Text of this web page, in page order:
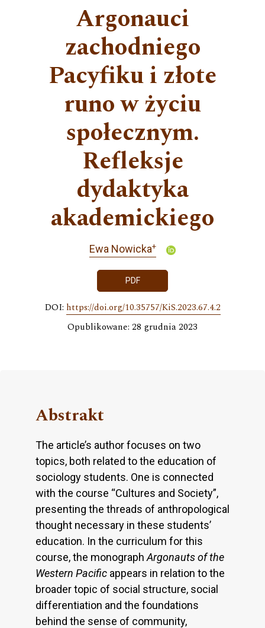
Argonauci
zachodniego
Pacyfiku i złote
runo w życiu
społecznym.
Refleksje
dydaktyka
akademickiego
Ewa Nowicka+
PDF
DOI: https://doi.org/10.35757/KiS.2023.67.4.2
Opublikowane: 28 grudnia 2023
Abstrakt
The article’s author focuses on two
topics, both related to the education of
sociology students. One is connected
with the course “Cultures and Society”,
presenting the threads of anthropological
thought necessary in these students’
education. In the curriculum for this
course, the monograph Argonauts of the
Western Pacific appears in relation to the
broader topic of social structure, social
differentiation and the foundations
behind the sense of community,